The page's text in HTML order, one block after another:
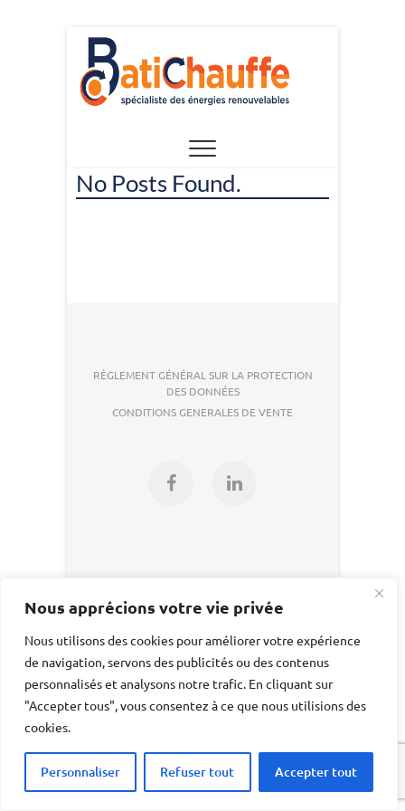
Nous apprécions votre vie privée
Nous utilisons des cookies pour améliorer votre expérience
de navigation, servons des publicités ou des contenus
personnalisés et analysons notre trafic. En cliquant sur
"Accepter tous", vous consentez à ce que nous utilisions des
cookies.
Personnaliser Refuser tout Accepter tout
Skip
content
No Posts Found.
RÈGLEMENT GÉNÉRAL SUR LA PROTECTION
DES DONNÉES
CONDITIONS GENERALES DE VENTE
FacebookLinkedIn